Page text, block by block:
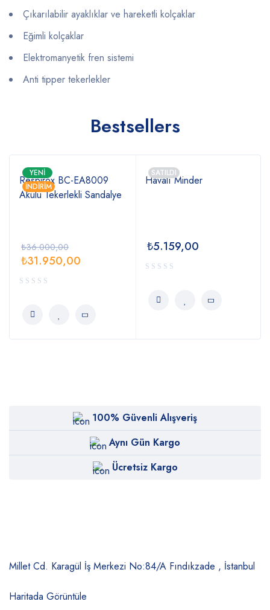
Çıkarılabilir ayaklıklar ve hareketli kolçaklar
Eğimli kolçaklar
Elektromanyetik fren sistemi
Anti tipper tekerlekler
Bestsellers
YENI
İNDIRIM
Respirox BC-EA8009
Akülü Tekerlekli Sandalye
₺36.000,00
₺31.950,00
SATILDI
Havalı Minder
₺5.159,00
100% Güvenli Alışveriş
Aynı Gün Kargo
Ücretsiz Kargo
Millet Cd. Karagül İş Merkezi No:84/A Fındıkzade , İstanbul
Haritada Görüntüle